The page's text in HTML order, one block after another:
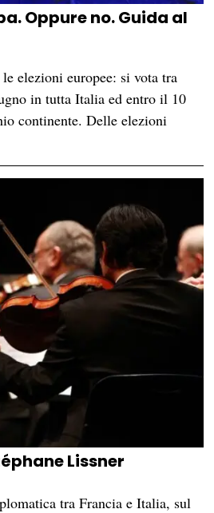
Oppure no. Guida al
elezioni europee: si vota tra
in tutta Italia ed entro il 10
continente. Delle elezioni
Lissner
tra Francia e Italia, sul